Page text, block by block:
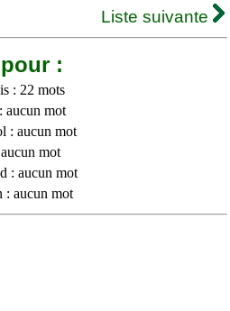
Liste suivante
:
: 22 mots
aucun mot
: aucun mot
mot
: aucun mot
: aucun mot